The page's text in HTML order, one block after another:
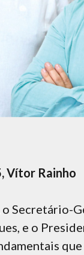
Vítor Rainho
o Secretário-
e o